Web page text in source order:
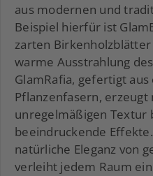
aus modernen und
Beispiel hierfür ist
zarten
warme Ausstrahlung
GlamRafia, gefertigt
Pflanzenfasern,
unregelmäßigen Textur
beeindruckende
natürliche Eleganz von
verleiht jedem Raum